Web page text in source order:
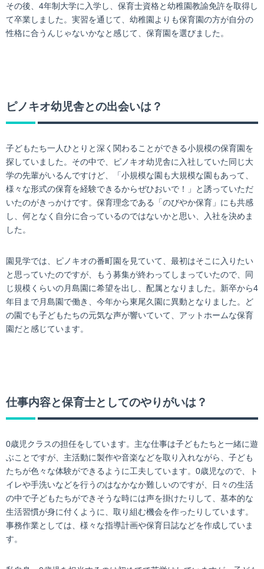
その後、4年制大学に入学し、保育士資格と幼稚園教諭免許を取得し
て卒業しました。実習を通じて、幼稚園よりも保育園の方が自分の
性格に合うんじゃないかなと感じて、保育園を選びました。
ピノキオ幼児舎との出会いは？
子どもたち一人ひとりと深く関わることができる小規模の保育園を
探していました。その中で、ピノキオ幼児舎に入社していた同じ大
学の先輩がいるんですけど、「小規模な園も大規模な園もあって、
様々な形式の保育を経験できるからぜひおいで！」と誘っていただ
いたのがきっかけです。保育理念である「のびやか保育」にも共感
し、何となく自分に合っているのではないかと思い、入社を決めま
した。
園見学では、ピノキオの番町園を見ていて、最初はそこに入りたい
と思っていたのですが、もう募集が終わってしまっていたので、同
じ規模くらいの月島園に希望を出し、配属となりました。新卒から4
年目まで月島園で働き、今年から東尾久園に異動となりました。ど
の園でも子どもたちの元気な声が響いていて、アットホームな保育
園だと感じています。
仕事内容と保育士としてのやりがいは？
0歳児クラスの担任をしています。主な仕事は子どもたちと一緒に遊
ぶことですが、主活動に製作や音楽などを取り入れながら、子ども
たちが色々な体験ができるように工夫しています。0歳児なので、ト
イレや手洗いなどを行うのはなかなか難しいのですが、日々の生活
の中で子どもたちができそうな時には声を掛けたりして、基本的な
生活習慣が身に付くように、取り組む機会を作ったりしています。
事務作業としては、様々な指導計画や保育日誌などを作成していま
す。